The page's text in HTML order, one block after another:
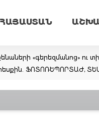
ՀԱՅԱՍՏԱՆ
«գերեզմանոց» ու
ՖՈՏՈՌԵՊՈՐՏԱԺ,